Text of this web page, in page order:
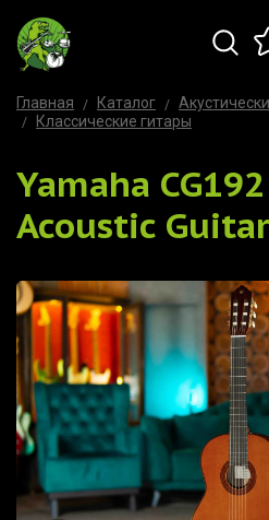
Главная Каталог
Классические гитары
Yamaha
Acoustic